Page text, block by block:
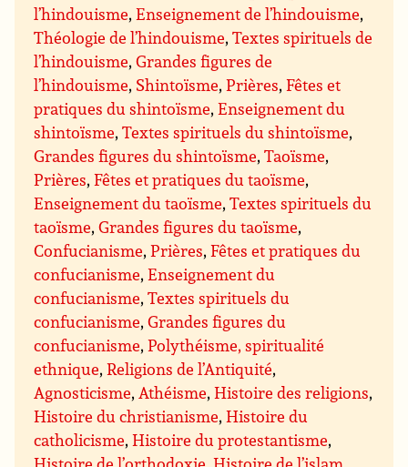
l’hindouisme,Enseignement de l’hindouisme,
Théologie de l’hindouisme,Textes spirituels de
l’hindouisme,Grandes figures de
l’hindouisme, Shintoïsme,Prières,Fêtes et
pratiques du shintoïsme,Enseignement du
shintoïsme,Textes spirituels du shintoïsme,
Grandes figures du shintoïsme,Taoïsme,
Prières,Fêtes et pratiques du taoïsme,
Enseignement du taoïsme,Textes spirituels du
taoïsme,Grandes figures du taoïsme,
Confucianisme,Prières,Fêtes et pratiques du
confucianisme,Enseignement du
confucianisme,Textes spirituels du
confucianisme,Grandes figures du
confucianisme,Polythéisme, spiritualité
ethnique,Religions de l’Antiquité,
Agnosticisme, Athéisme,Histoire des religions,
Histoire du christianisme,Histoire du
catholicisme,Histoire du protestantisme,